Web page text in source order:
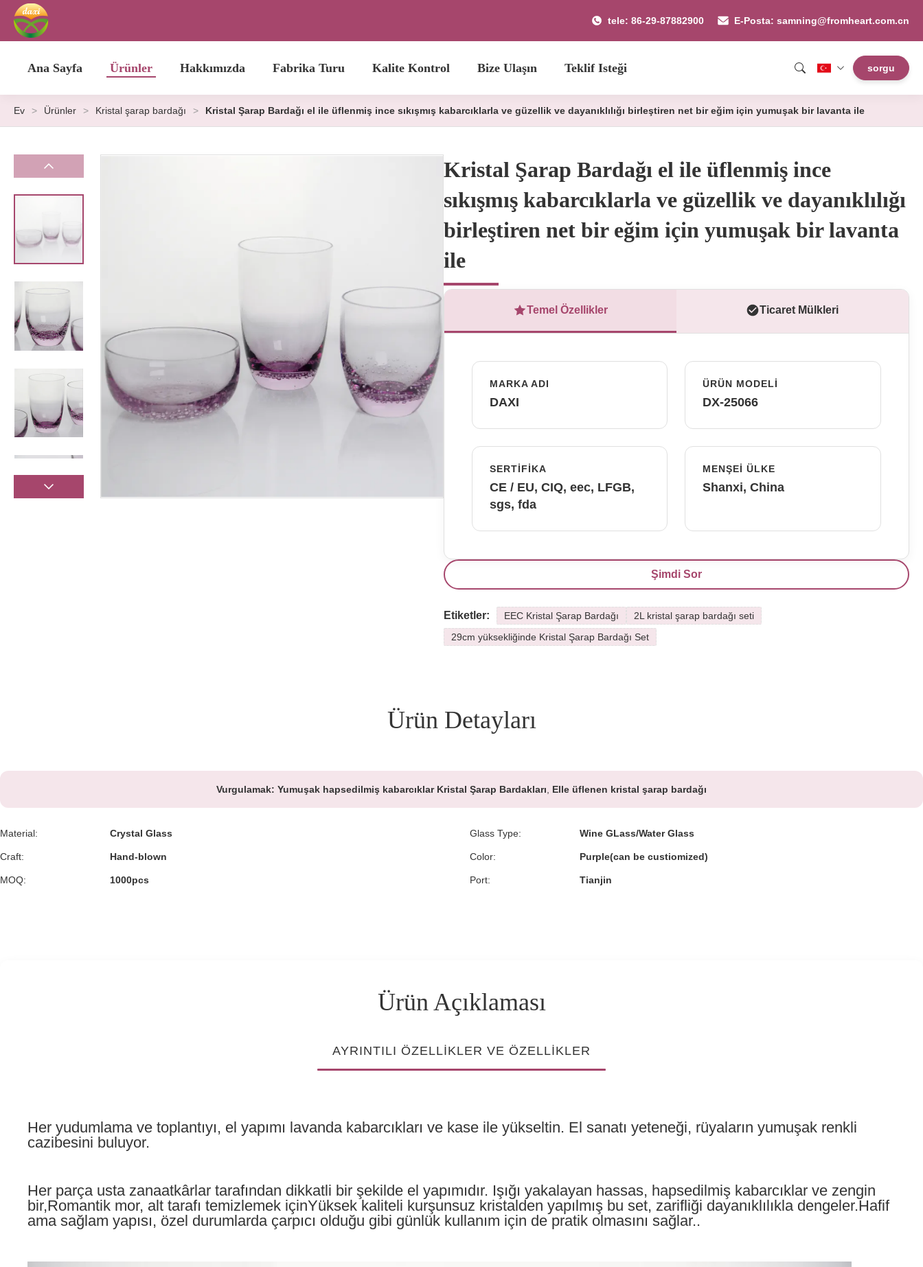
tele: 86-29-87882900 E-Posta: samning@fromheart.com.cn
Ana Sayfa Ürünler Hakkımızda Fabrika Turu Kalite Kontrol Bize Ulaşın Teklif Isteği sorgu
Ev > Ürünler > Kristal şarap bardağı > Kristal Şarap Bardağı el ile üflenmiş ince sıkışmış kabarcıklarla ve güzellik ve dayanıklılığı birleştiren net bir eğim için yumuşak bir lavanta ile
Kristal Şarap Bardağı el ile üflenmiş ince
sıkışmış kabarcıklarla ve güzellik ve dayanıklılığı
birleştiren net bir eğim için yumuşak bir lavanta
ile
Temel Özellikler Ticaret Mülkleri
MARKA ADI
DAXI
ÜRÜN MODELI
DX-25066
SERTIFIKA
CE / EU, CIQ, eec, LFGB,
sgs, fda
MENŞEI ÜLKE
Shanxi, China
Şimdi Sor
Etiketler: EEC Kristal Şarap Bardağı
2L kristal şarap bardağı seti
29cm yüksekliğinde Kristal Şarap Bardağı Set
Ürün Detayları
Vurgulamak: Yumuşak hapsedilmiş kabarcıklar Kristal Şarap Bardakları Elle üflenen kristal şarap bardağı
Material: Crystal Glass Glass Type: Wine GLass/Water Glass
Craft: Hand-blown Color: Purple(can be custiomized)
MOQ: 1000pcs Port: Tianjin
Ürün Açıklaması
AYRINTILI ÖZELLIKLER VE ÖZELLIKLER
Her yudumlama ve toplantıyı, el yapımı lavanda kabarcıkları ve kase ile yükseltin. El sanatı yeteneği, rüyaların yumuşak renkli
cazibesini buluyor.
Her parça usta zanaatkârlar tarafından dikkatli bir şekilde el yapımıdır. Işığı yakalayan hassas, hapsedilmiş kabarcıklar ve zengin
bir,Romantik mor, alt tarafı temizlemek içinYüksek kaliteli kurşunsuz kristalden yapılmış bu set, zarifliği dayanıklılıkla dengeler.Hafif
ama sağlam yapısı, özel durumlarda çarpıcı olduğu gibi günlük kullanım için de pratik olmasını sağlar..